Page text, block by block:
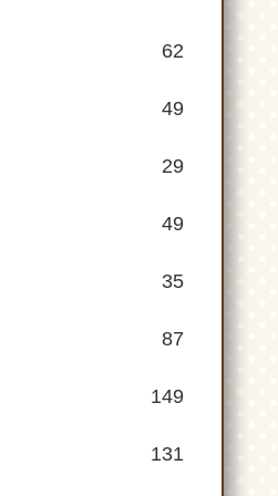
62
49
29
49
35
87
149
131